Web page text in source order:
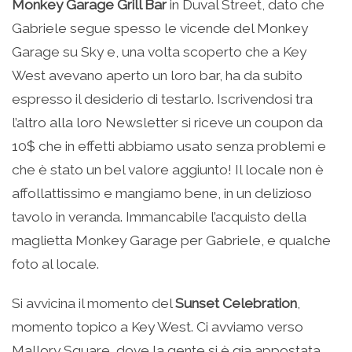
Monkey Garage Grill Bar in Duval Street, dato che
Gabriele segue spesso le vicende del Monkey
Garage su Sky e, una volta scoperto che a Key
West avevano aperto un loro bar, ha da subito
espresso il desiderio di testarlo. Iscrivendosi tra
l’altro alla loro Newsletter si riceve un coupon da
10$ che in effetti abbiamo usato senza problemi e
che è stato un bel valore aggiunto! Il locale non è
affollattissimo e mangiamo bene, in un delizioso
tavolo in veranda. Immancabile l’acquisto della
maglietta Monkey Garage per Gabriele, e qualche
foto al locale.
Si avvicina il momento delSunset Celebration,
momento topico a Key West. Ci avviamo verso